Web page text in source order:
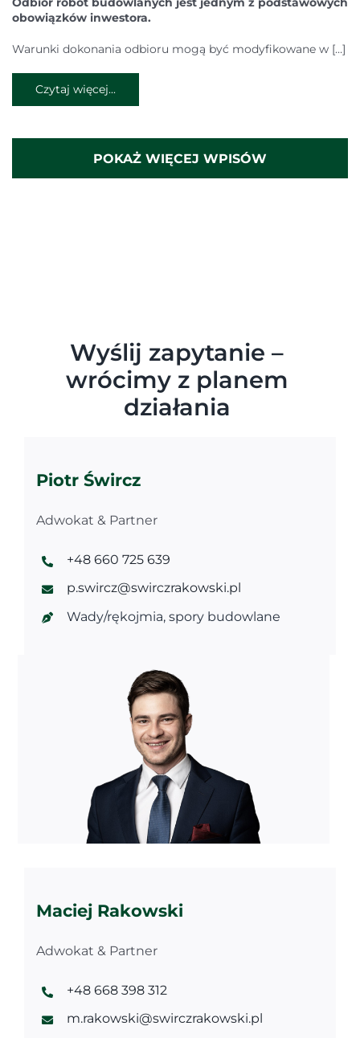
obowiązków inwestora.
Warunki dokonania odbioru mogą być modyfikowane w […]
Czytaj więcej...
POKAŻ WIĘCEJ WPISÓW
Wyślij zapytanie –
wrócimy z planem
działania
Piotr Śwircz
Adwokat & Partner
+48 660 725 639
p.swircz@swirczrakowski.pl
Wady/rękojmia, spory budowlane
Maciej Rakowski
Adwokat & Partner
+48 668 398 312
m.rakowski@swirczrakowski.pl